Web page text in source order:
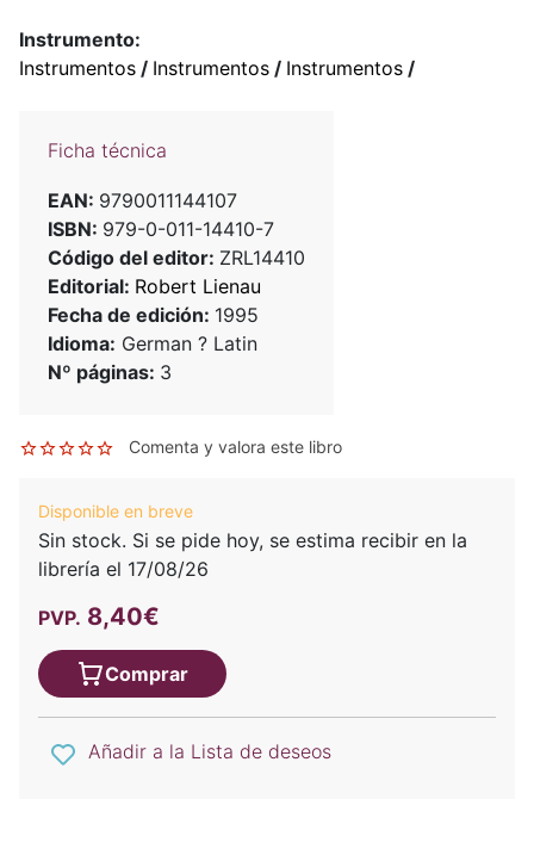
Instrumento:
Instrumentos / Instrumentos / Instrumentos /
Ficha técnica
EAN: 9790011144107
ISBN: 979-0-011-14410-7
Código del editor: ZRL14410
Editorial: Robert Lienau
Fecha de edición: 1995
Idioma: German ? Latin
Nº páginas: 3
Comenta y valora este libro
Disponible en breve
Sin stock. Si se pide hoy, se estima recibir en la
librería el 17/08/26
PVP. 8,40€
Comprar
Añadir a la Lista de deseos